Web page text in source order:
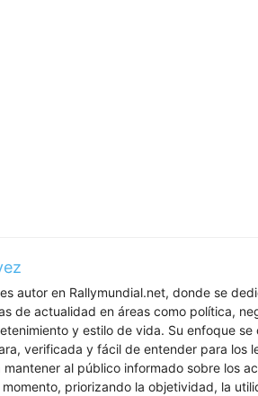
autor en Rallymundial.net, donde se
de actualidad en áreas como política,
y estilo de vida. Su enfoque se
verificada y fácil de entender para los
al público informado sobre los
priorizando la objetividad, la